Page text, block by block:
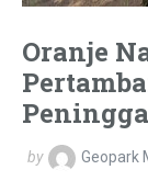
Oranje
by Geopark